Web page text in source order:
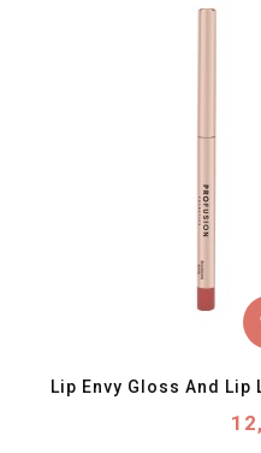
Lip Envy Gloss And